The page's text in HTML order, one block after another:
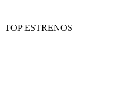
TOP ESTRENOS